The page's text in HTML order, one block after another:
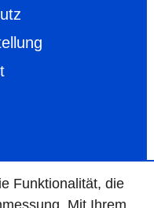
Funktio­na­lität, die
Mit Ihrem